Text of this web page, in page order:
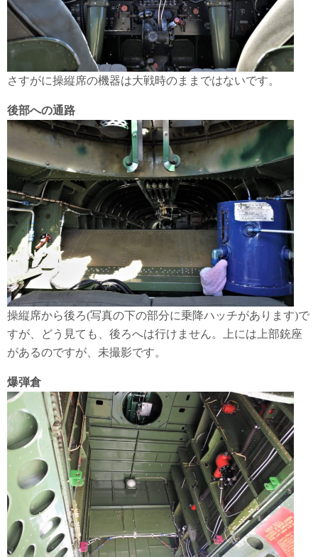
さすがに操縦席の機器は大戦時のままではないです。
後部への通路
操縦席から後ろ(写真の下の部分に乗降ハッチがあります)で
すが、どう見ても、後ろへは行けません。上には上部銃座
があるのですが、未撮影です。
爆弾倉